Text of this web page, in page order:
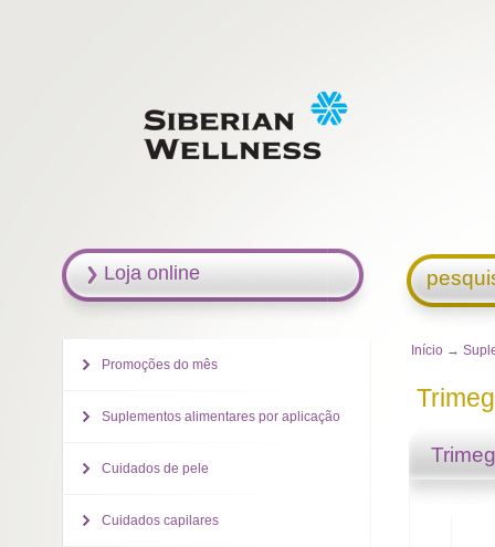
Início →
Loja online
Promoções do mês
Suplementos alimentares por aplicação
Cuidados de pele
Cuidados capilares